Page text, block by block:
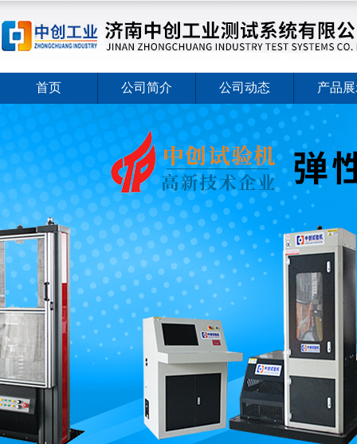
济南中创工业测试系统有限公司
首页 公司简介 公司动态 产品